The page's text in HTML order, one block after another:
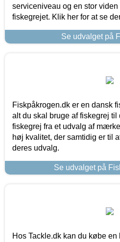
serviceniveau og en stor
fiskegrejet. Klik her for at se
Se udvalget på
Fiskpåkrogen.dk er en dansk
alt du skal bruge af fiskegrej
fiskegrej fra et udvalg af
høj kvalitet, der samtidig er til
deres udvalg.
Se udvalget på
Hos Tackle.dk kan du købe